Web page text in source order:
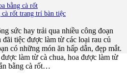
bằng cà rốt
cà rốt trang trí bàn tiệc
sức hay trải qua nhiều công đoạn
tiệc được làm từ các loại rau củ
có những món ăn hấp dẫn, đẹp mắt.
làm từ cà chua, hoa được làm từ
bằng cà rốt…